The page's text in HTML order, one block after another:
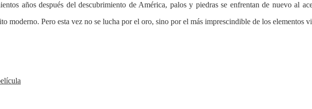
años después del descubrimiento de América, palos y piedras se enfrentan de nuevo al
moderno. Pero esta vez no se lucha por el oro, sino por el más imprescindible de los elementos